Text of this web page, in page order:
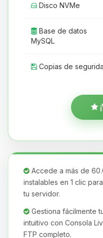
Disco NVMe
Base de datos
MySQL
Copias de
Accede a más de
instalables en 1 clic
tu servidor.
Gestiona fácilmente
intuitivo con Consola
FTP completo.